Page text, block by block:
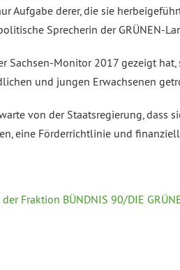
Aufgabe derer, die sie
Sprecherin der GRÜNEN-
Sachsen-Monitor 2017 gezeigt
und jungen Erwachsenen
von der Staatsregierung,
eine Förderrichtlinie und
Fraktion BÜNDNIS 90/DIE